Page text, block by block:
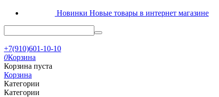
Новинки Новые товары в интернет магазине
+7(910)601-10-10
0Корзина
Корзина пуста
Корзина
Категории
Категории